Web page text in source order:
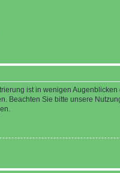
ist in wenigen
Beachten Sie bitte unsere